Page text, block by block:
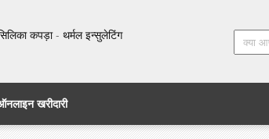
कपड़ा - थर्मल इन्सुलेटिंग
खरीदारी